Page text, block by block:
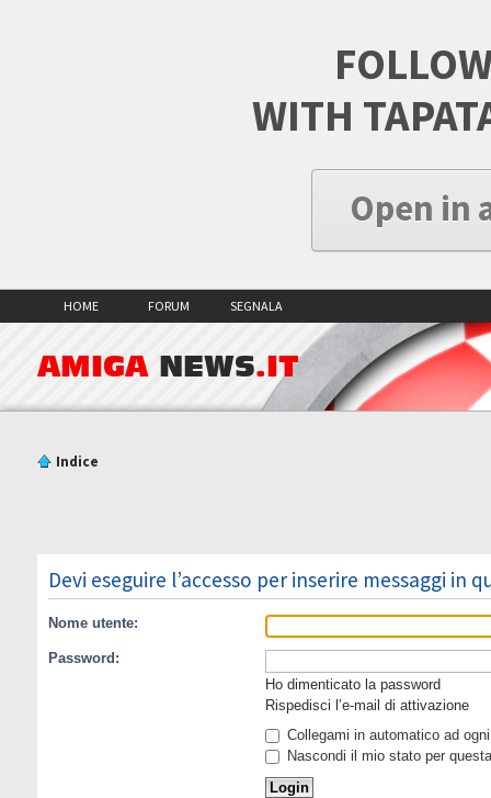
WITH
Open in
HOME FORUM SEGNALA
AMIGA NEWS.IT
Indice
Devi eseguire l’accesso per inserire messaggi in
Nome utente:
Password:
Ho dimenticato la password
Rispedisci l’e-mail di attivazione
Collegami in automatico ad
Nascondi il mio stato per